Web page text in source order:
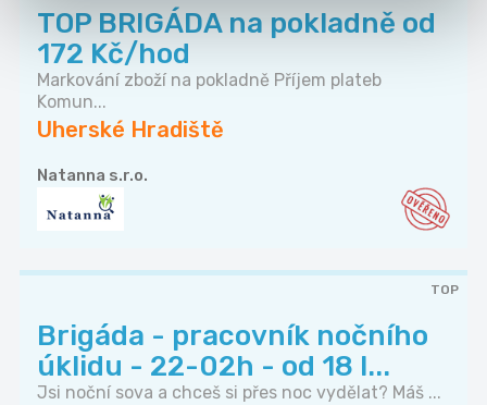
TOP BRIGÁDA na pokladně od
172 Kč/hod
Markování zboží na pokladně Příjem plateb
Komun...
Uherské Hradiště
Natanna s.r.o.
TOP
Brigáda - pracovník nočního
úklidu - 22-02h - od 18 l...
Jsi noční sova a chceš si přes noc vydělat? Máš ...